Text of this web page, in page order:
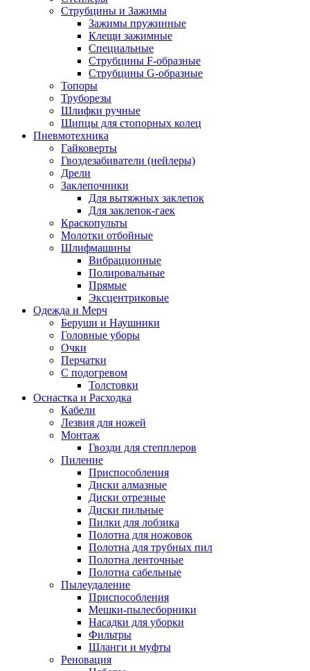
Струбцины и Зажимы
Зажимы пружинные
Клещи зажимные
Специальные
Струбцины F-образные
Струбцины G-образные
Топоры
Труборезы
Шлифки ручные
Щипцы для стопорных колец
Пневмотехника
Гайковерты
Гвоздезабиватели (нейлеры)
Дрели
Заклепочники
Для вытяжных заклепок
Для заклепок-гаек
Краскопульты
Молотки отбойные
Шлифмашины
Вибрационные
Полировальные
Прямые
Эксцентриковые
Одежда и Мерч
Беруши и Наушники
Головные уборы
Очки
Перчатки
С подогревом
Толстовки
Оснастка и Расходка
Кабели
Лезвия для ножей
Монтаж
Гвозди для степплеров
Пиление
Приспособления
Диски алмазные
Диски отрезные
Диски пильные
Пилки для лобзика
Полотна для ножовок
Полотна для трубных пил
Полотна ленточные
Полотна сабельные
Пылеудаление
Приспособления
Мешки-пылесборники
Насадки для уборки
Фильтры
Шланги и муфты
Реновация